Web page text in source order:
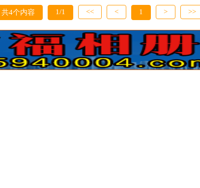
共4个内容 1/1 << < 1 > >>